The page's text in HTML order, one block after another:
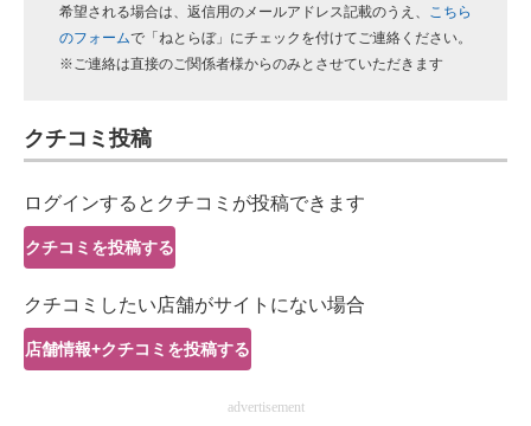
企業ITのトレンドを詳説
経営リーダーのコミュニティ
ITエンジニア向け専門サイト
企業向けIT製品の総合サイト
IT製品の技術・比較・事例
製造業のIT導入・活用を支援
エレクトロニクス専門サイト
希望される場合は、返信用のメールアドレス記載のうえ、
こちら
のフォームで「ねとらぼ」にチェックを付けてご連絡ください。
※ご連絡は直接のご関係者様からのみとさせていただきます
クチコミ投稿
ログインするとクチコミが投稿できます
クチコミを投稿する
クチコミしたい店舗がサイトにない場合
店舗情報+クチコミを投稿する
advertisement